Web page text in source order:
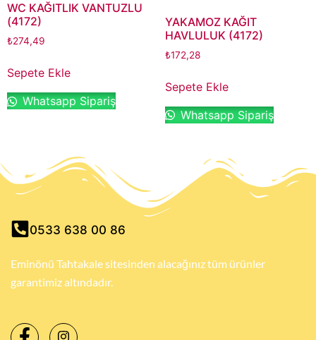
WC KAĞITLIK VANTUZLU
(4172)
₺274,49
Sepete Ekle
Whatsapp Sipariş
YAKAMOZ KAĞIT
HAVLULUK (4172)
₺172,28
Sepete Ekle
Whatsapp Sipariş
0533 638 00 86
Eminönü Tahtakale sitesinden alacağınız tüm ürünler
garantimiz altındadır.